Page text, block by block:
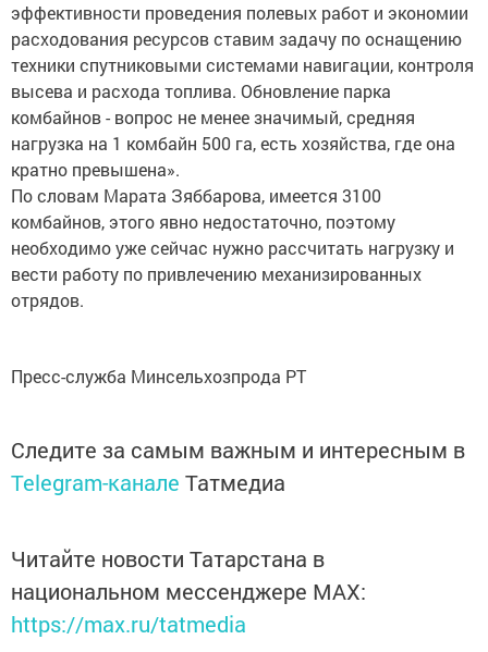
эффективности проведения полевых работ и экономии
расходования ресурсов ставим задачу по оснащению
техники спутниковыми системами навигации, контроля
высева и расхода топлива. Обновление парка
комбайнов - вопрос не менее значимый, средняя
нагрузка на 1 комбайн 500 га, есть хозяйства, где она
кратно превышена».
По словам Марата Зяббарова, имеется 3100
комбайнов, этого явно недостаточно, поэтому
необходимо уже сейчас нужно рассчитать нагрузку и
вести работу по привлечению механизированных
отрядов.
Пресс-служба Минсельхозпрода РТ
Следите за самым важным и интересным в
Telegram-канале Татмедиа
Читайте новости Татарстана в
национальном мессенджере MАХ:
https://max.ru/tatmedia